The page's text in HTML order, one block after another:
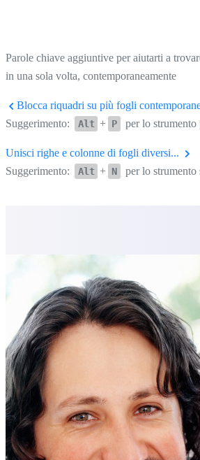
Parole chiave aggiuntive per aiutarti a
in una sola volta, contemporaneamente
Blocca riquadri su più fogli
Suggerimento:
Alt + P per lo strumento
Unisci righe e colonne di fogli diversi...
Suggerimento:
Alt + N per lo strumento